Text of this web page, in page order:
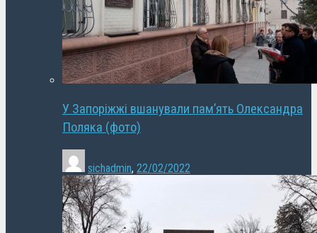
У Запоріжжі вшанували пам’ять Олександра
Поляка (фото)
sichadmin, 22/02/2022